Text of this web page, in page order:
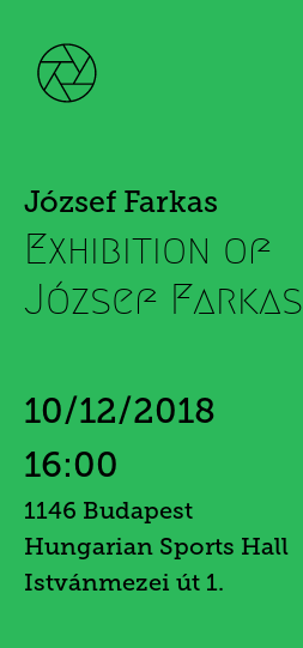
József Farkas
Exhibition of
József Farkas
10/12/2018
16:00
1146 Budapest
Hungarian Sports Hall
Istvánmezei út 1.